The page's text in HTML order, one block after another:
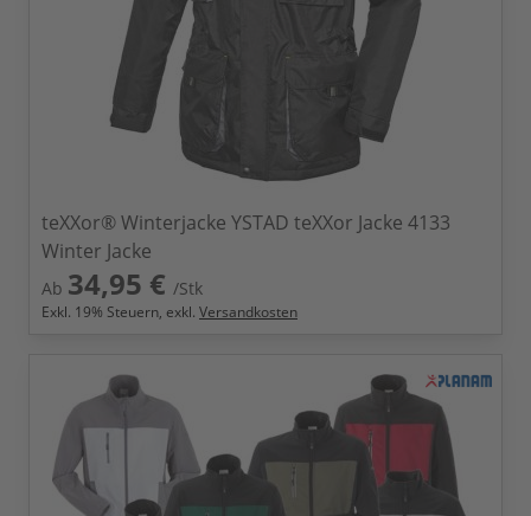
teXXor® Winterjacke YSTAD teXXor Jacke 4133
Winter Jacke
Ab 34,95 € /Stk
Exkl. 19% Steuern, exkl. Versandkosten